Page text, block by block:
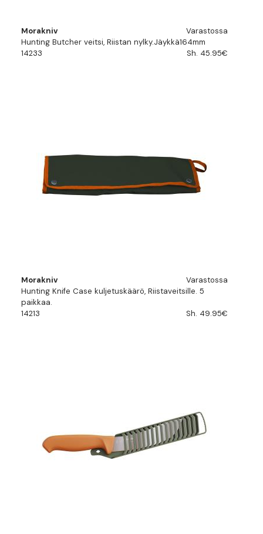
Morakniv
Varastossa
Hunting Butcher veitsi, Riistan nylky.Jäykkä164mm
14233
Sh. 45.95€
Morakniv
Varastossa
Hunting Knife Case kuljetuskäärö, Riistaveitsille. 5
paikkaa.
14213
Sh. 49.95€